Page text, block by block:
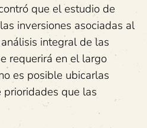
que el estudio de
inversiones asociadas al
integral de las
requerirá en el largo
es posible ubicarlas
que las